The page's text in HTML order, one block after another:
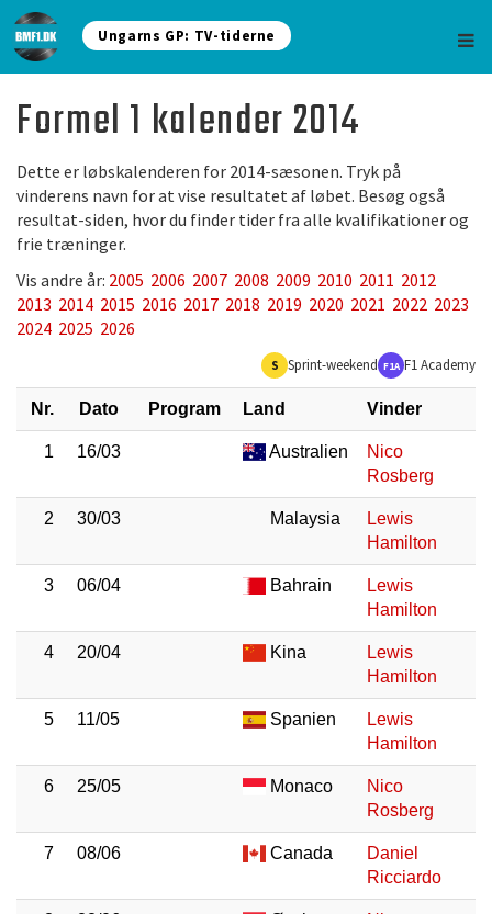
Ungarns GP: TV-tiderne
Formel 1 kalender 2014
Dette er løbskalenderen for 2014-sæsonen. Tryk på
vinderens navn for at vise resultatet af løbet. Besøg også
resultat-siden, hvor du finder tider fra alle kvalifikationer og
frie træninger.
Vis andre år: 2005 2006 2007 2008 2009 2010 2011 2012
2013 2014 2015 2016 2017 2018 2019 2020 2021 2022 2023
2024 2025 2026
S Sprint-weekend F1A F1 Academy
Nr. Dato Program Land Vinder
1 16/03 Australien
Nico
Rosberg
2 30/03 Malaysia
Lewis
Hamilton
3 06/04 Bahrain
Lewis
Hamilton
4 20/04 Kina
Lewis
Hamilton
5 11/05 Spanien
Lewis
Hamilton
6 25/05 Monaco
Nico
Rosberg
7 08/06 Canada
Daniel
Ricciardo